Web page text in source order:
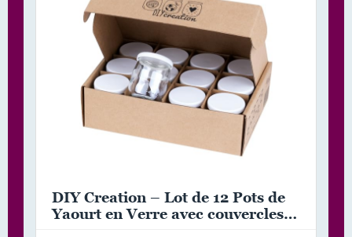
DIY Creation – Lot de 12 Pots de
Yaourt en Verre avec couvercles